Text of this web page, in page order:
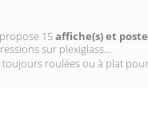
15affiche(s) et
sur plexiglass...
roulées ou à plat